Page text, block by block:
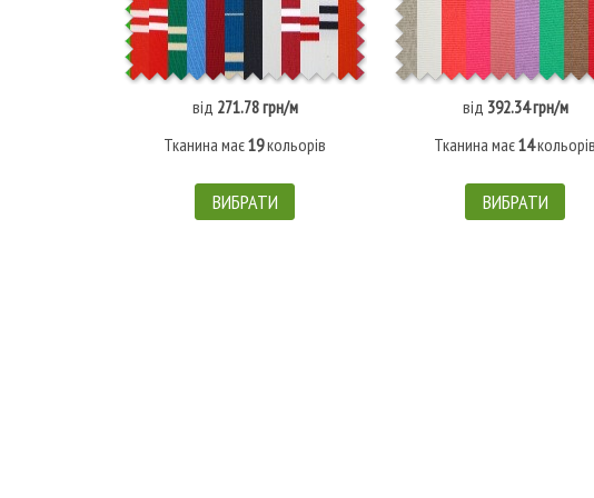
від 271.78 грн/м
Тканина має19кольорів
ВИБРАТИ
від 392.34 грн/м
Тканина має14
ВИБРАТИ